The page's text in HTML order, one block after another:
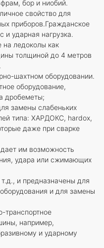
бор и ниобий.
свойство для
приборов.Гражданское
и ударная нагрузка.
на ледоколы как
толщиной до 4 метров
шахтном оборудовании.
оборудование,
дробеметы;
замены слабеньких
типа: ХАРДОКС, hardox,
даже при сварке
им возможность
удара или сжимающих
и предназначены для
и для замены
транспортное
например,
и ударному